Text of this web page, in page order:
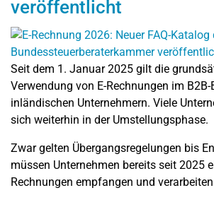
veröffentlicht
Seit dem 1. Januar 2025 gilt die
Verwendung von E-Rechnungen im
inländischen Unternehmern. Viele
sich weiterhin in der Umstellungsphase.
Zwar gelten Übergangsregelungen bis
müssen Unternehmen bereits seit 2025
Rechnungen empfangen und